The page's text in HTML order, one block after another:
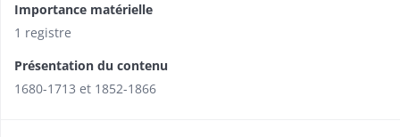
Importance matérielle
1 registre
Présentation du contenu
1680-1713 et 1852-1866